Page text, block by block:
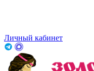
Личный кабинет